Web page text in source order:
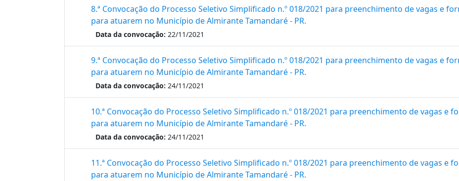
8.ª Convocação do Processo Seletivo Simplificado n.º 018/2021 para preenchimento de vagas e
para atuarem no Município de Almirante Tamandaré - PR.
Data da convocação: 22/11/2021
9.ª Convocação do Processo Seletivo Simplificado n.º 018/2021 para preenchimento de vagas e
para atuarem no Município de Almirante Tamandaré - PR.
Data da convocação: 24/11/2021
10.ª Convocação do Processo Seletivo Simplificado n.º 018/2021 para preenchimento de vagas e
para atuarem no Município de Almirante Tamandaré - PR.
Data da convocação: 24/11/2021
11.ª Convocação do Processo Seletivo Simplificado n.º 018/2021 para preenchimento de vagas e
para atuarem no Município de Almirante Tamandaré - PR.